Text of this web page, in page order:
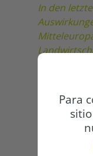
Para
In den
die
allem
Dürren
Klimakrise